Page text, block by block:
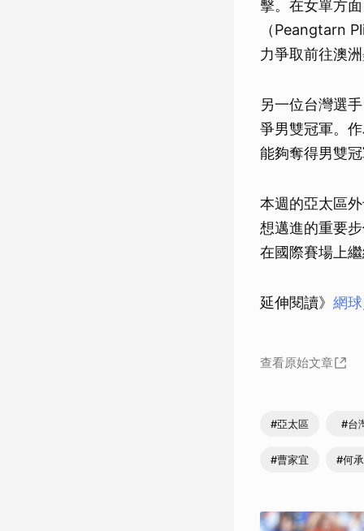
擊。在女單方
（Peangtarn
力爭取前往澳
另一位台灣選
爭男雙冠軍。
能夠奪得男雙
本週的亞太區
想邁進的重要
在國際賽場上
延伸閱讀》 網
查看原始文章
#亞太區 #台
#曹家宜 #何